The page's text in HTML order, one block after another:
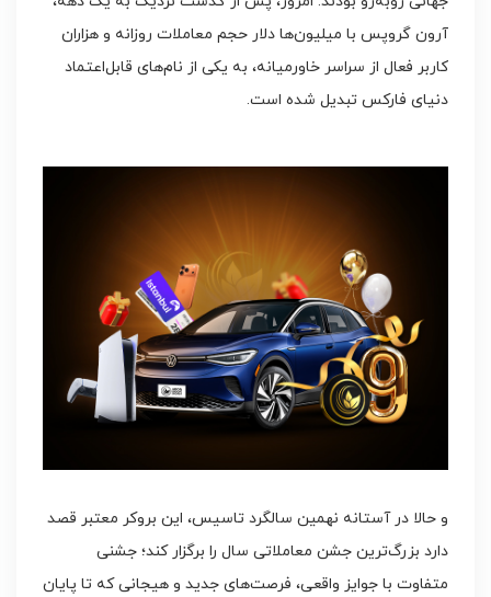
آرون گروپس با میلیون‌ها دلار حجم معاملات روزانه و هزاران
کاربر فعال از سراسر خاورمیانه، به یکی از نام‌های قابل‌اعتماد
دنیای فارکس تبدیل شده است.
و حالا در آستانه نهمین سالگرد تاسیس، این بروکر معتبر قصد
دارد بزرگ‌ترین جشن معاملاتی سال را برگزار کند؛ جشنی
متفاوت با جوایز واقعی، فرصت‌های جدید و هیجانی که تا پایان